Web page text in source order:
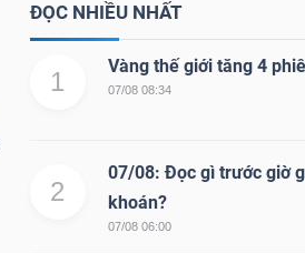
ĐỌC NHIỀU NHẤT
1
Vàng thế giới tăng 4
07/08 08:34
2
07/08: Đọc gì trước giờ
khoán?
07/08 06:00